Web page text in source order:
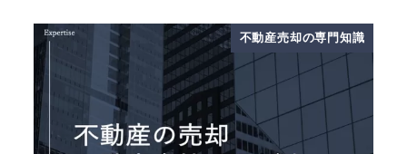
不動産売却の専門知識